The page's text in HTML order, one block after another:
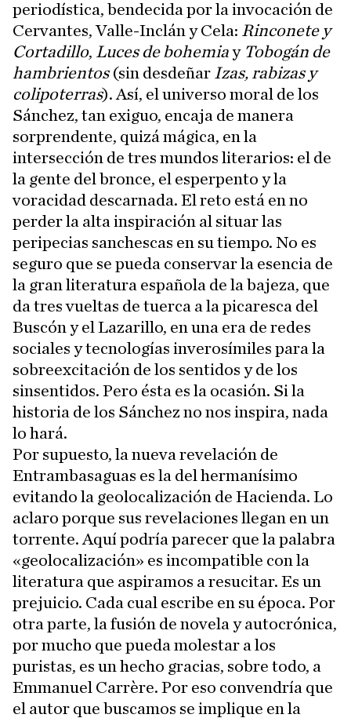
periodística, bendecida por la invocación de
Cervantes, Valle-Inclán y Cela: Rinconete y
Cortadillo, Luces de bohemiay Tobogán de
hambrientos(sin desdeñar Izas, rabizas y
colipoterras). Así, el universo moral de los
Sánchez, tan exiguo, encaja de manera
sorprendente, quizá mágica, en la
intersección de tres mundos literarios: el de
la gente del bronce, el esperpento y la
voracidad descarnada. El reto está en no
perder la alta inspiración al situar las
peripecias sanchescas en su tiempo. No es
seguro que se pueda conservar la esencia de
la gran literatura española de la bajeza, que
da tres vueltas de tuerca a la picaresca del
Buscón y el Lazarillo, en una era de redes
sociales y tecnologías inverosímiles para la
sobreexcitación de los sentidos y de los
sinsentidos. Pero ésta es la ocasión. Si la
historia de los Sánchez no nos inspira, nada
lo hará.
Por supuesto, la nueva revelación de
Entrambasaguas es la del hermanísimo
evitando la geolocalización de Hacienda. Lo
aclaro porque sus revelaciones llegan en un
torrente. Aquí podría parecer que la palabra
«geolocalización» es incompatible con la
literatura que aspiramos a resucitar. Es un
prejuicio. Cada cual escribe en su época. Por
otra parte, la fusión de novela y autocrónica,
por mucho que pueda molestar a los
puristas, es un hecho gracias, sobre todo, a
Emmanuel Carrère. Por eso convendría que
el autor que buscamos se implique en la